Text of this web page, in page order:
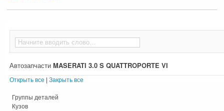
Автозапчасти MASERATI 3.0 S QUATTROPORTE VI
Открыть все Закрыть все
Группы деталей
Кузов